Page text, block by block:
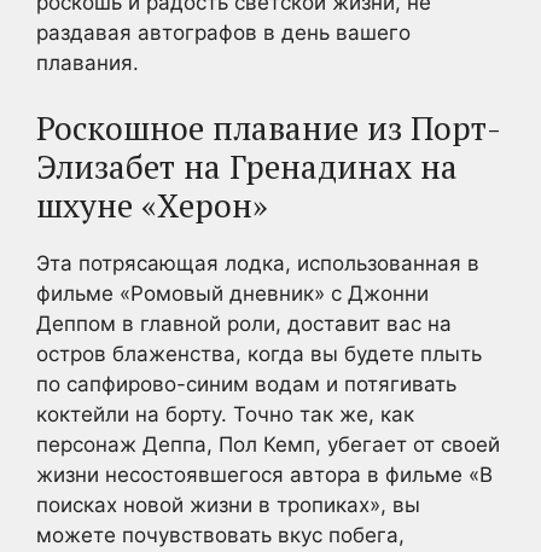
раздавая автографов в день вашего
плавания.
Роскошное плавание из Порт-
Элизабет на Гренадинах на
шхуне «Херон»
Эта потрясающая лодка, использованная в
фильме «Ромовый дневник» с Джонни
Деппом в главной роли, доставит вас на
остров блаженства, когда вы будете плыть
по сапфирово-синим водам и потягивать
коктейли на борту. Точно так же, как
персонаж Деппа, Пол Кемп, убегает от своей
жизни несостоявшегося автора в фильме «В
поисках новой жизни в тропиках», вы
можете почувствовать вкус побега,